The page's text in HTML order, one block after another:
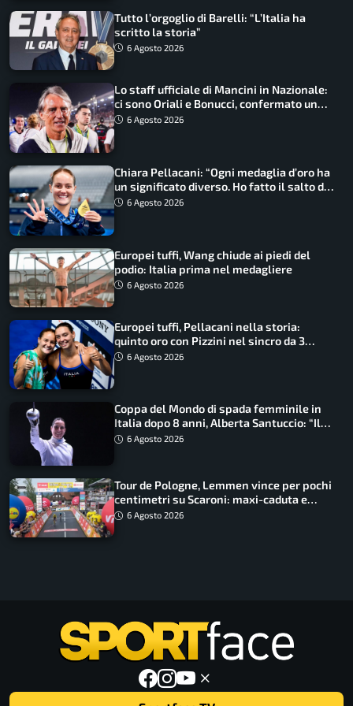
Tutto l’orgoglio di Barelli: “L’Italia ha
scritto la storia”
6 Agosto 2026
Lo staff ufficiale di Mancini in Nazionale:
ci sono Oriali e Bonucci, confermato un
ritorno
6 Agosto 2026
Chiara Pellacani: “Ogni medaglia d’oro ha
un significato diverso. Ho fatto il salto di
qualità”
6 Agosto 2026
Europei tuffi, Wang chiude ai piedi del
podio: Italia prima nel medagliere
6 Agosto 2026
Europei tuffi, Pellacani nella storia:
quinto oro con Pizzini nel sincro da 3
metri
6 Agosto 2026
Coppa del Mondo di spada femminile in
Italia dopo 8 anni, Alberta Santuccio: “Il
lavoro dà sempre i suoi frutti”
6 Agosto 2026
Tour de Pologne, Lemmen vince per pochi
centimetri su Scaroni: maxi-caduta e
tappa accorciata
6 Agosto 2026